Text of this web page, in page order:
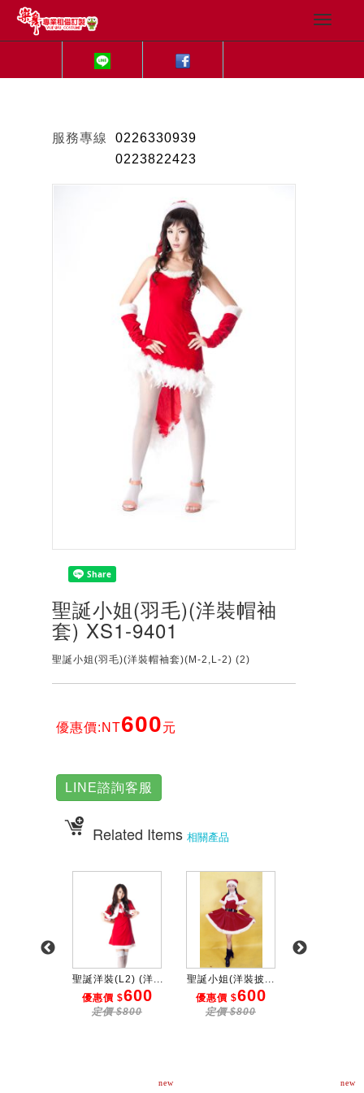
服務專線
0226330939
0223822423
聖誕小姐(羽毛)(洋裝帽袖
套) XS1-9401
聖誕小姐(羽毛)(洋裝帽袖套)(M-2,L-2) (2)
優惠價:NT600元
LINE諮詢客服
Related Items 相關產品
聖誕洋裝(L2) (洋...
優惠價 $600
定價 $800
聖誕小姐(洋裝披...
優惠價 $600
定價 $800
new new